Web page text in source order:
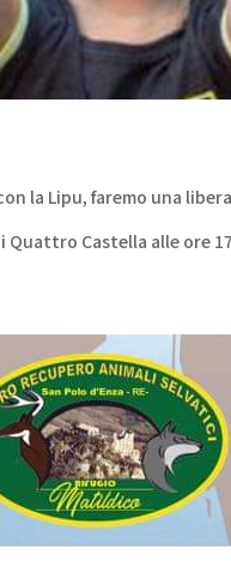
la Lipu, faremo una
Castella alle ore